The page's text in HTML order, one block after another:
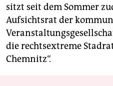
sitzt seit dem Sommer
Aufsichtsrat der
die rechtsextreme
Chemnitz“.